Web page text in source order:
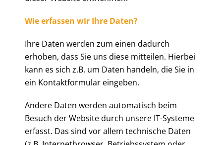
Wie erfassen wir Ihre Daten?
Ihre Daten werden zum einen dadurch
erhoben, dass Sie uns diese mitteilen. Hierbei
kann es sich z.B. um Daten handeln, die Sie in
ein Kontaktformular eingeben.
Andere Daten werden automatisch beim
Besuch der Website durch unsere IT-Systeme
erfasst. Das sind vor allem technische Daten